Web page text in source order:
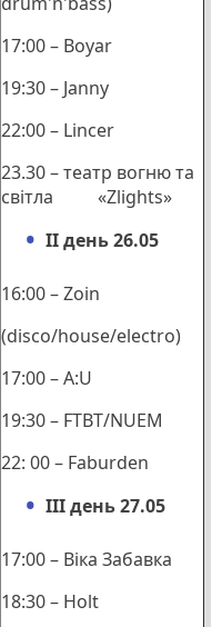
17:00 – Boyar
19:30 – Janny
22:00 – Lincer
23.30 – театр вогню та
світла «Zlights»
ІІ день 26.05
16:00 – Zoin
(disco/house/electro)
17:00 – A:U
19:30 – FTBT/NUEM
22: 00 – Faburden
ІІІ день 27.05
17:00 – Віка Забавка
18:30 – Holt